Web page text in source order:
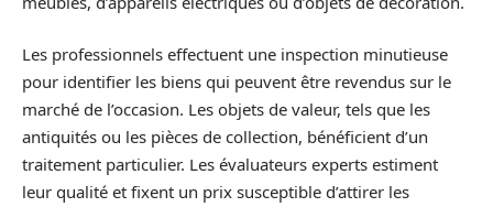
Les professionnels effectuent une inspection minutieuse
pour identifier les biens qui peuvent être revendus sur le
marché de l’occasion. Les objets de valeur, tels que les
antiquités ou les pièces de collection, bénéficient d’un
traitement particulier. Les évaluateurs experts estiment
leur qualité et fixent un prix susceptible d’attirer les